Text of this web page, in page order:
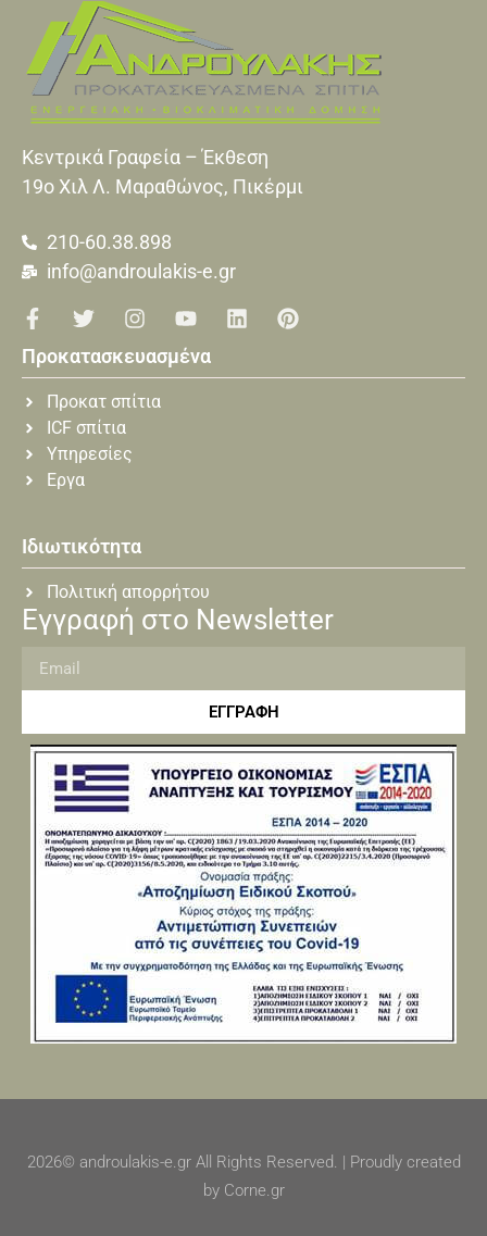
Κεντρικά Γραφεία – Έκθεση
19o Xιλ Λ. Μαραθώνος, Πικέρμι
210-60.38.898
info@androulakis-e.gr
Προκατασκευασμένα
Προκατ σπίτια
ICF σπίτια
Υπηρεσίες
Εργα
Ιδιωτικότητα
Πολιτική απορρήτου
Εγγραφή στο Newsletter
ΕΓΓΡΑΦΗ
2026© androulakis-e.gr All Rights Reserved. | Proudly created
by Corne.gr